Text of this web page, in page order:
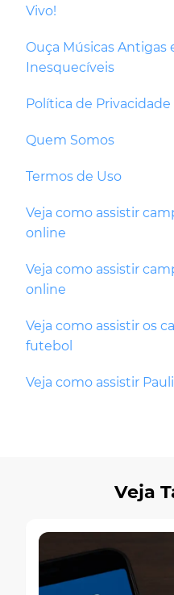
Vivo!
Ouça Músicas Antigas
Inesquecíveis
Política de Privacidade
Quem Somos
Termos de Uso
Veja como assistir
online
Veja como assistir
online
Veja como assistir os
futebol
Veja como assistir
Veja